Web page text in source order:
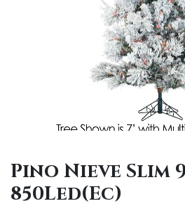
Pino Nieve Slim
850Led(Ec)